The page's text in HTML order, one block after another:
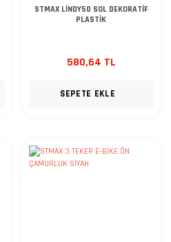
STMAX LİNDY50 SOL DEKORATİF
PLASTİK
580,64 TL
SEPETE EKLE